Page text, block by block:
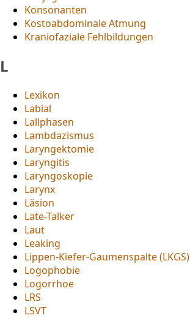
Konsonanten
Kostoabdominale Atmung
Kraniofaziale Fehlbildungen
L
Lexikon
Labial
Lallphasen
Lambdazismus
Laryngektomie
Laryngitis
Laryngoskopie
Larynx
Läsion
Late-Talker
Laut
Leaking
Lippen-Kiefer-Gaumenspalte (LKGS)
Logophobie
Logorrhoe
LRS
LSVT